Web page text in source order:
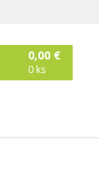
0,00 €
0 ks